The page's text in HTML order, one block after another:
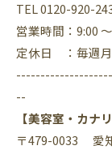
TEL 0120-920-
営業時間：9:00
定休日 ：毎週
--
【美容室・カナ
〒479-0033 愛